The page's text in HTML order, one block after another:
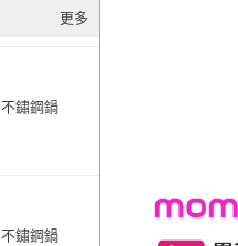
更多
不鏽鋼鍋
不鏽鋼鍋